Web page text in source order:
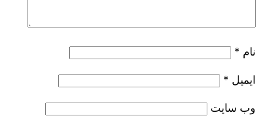
نام *
ایمیل *
وب‌ سایت